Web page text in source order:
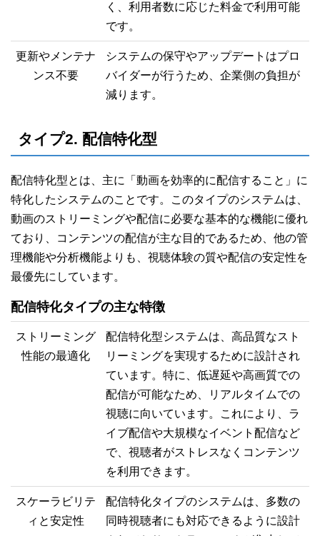
く、利用者数に応じた料金で利用可能
です。
更新やメンテナ
ンス不要
システムの保守やアップデートはプロ
バイダーが行うため、企業側の負担が
減ります。
タイプ2. 配信特化型
配信特化型とは、主に「動画を効率的に配信すること」に
特化したシステムのことです。このタイプのシステムは、
動画のストリーミングや配信に必要な基本的な機能に優れ
ており、コンテンツの配信が主な目的であるため、他の管
理機能や分析機能よりも、視聴体験の質や配信の安定性を
最優先にしています。
配信特化タイプの主な特徴
ストリーミング
性能の最適化
配信特化型システムは、高品質なスト
リーミングを実現するために設計され
ています。特に、低遅延や高画質での
配信が可能なため、リアルタイムでの
視聴に向いています。これにより、ラ
イブ配信や大規模なイベント配信など
で、視聴者がストレスなくコンテンツ
を利用できます。
スケーラビリテ
ィと安定性
配信特化タイプのシステムは、多数の
同時視聴者にも対応できるように設計